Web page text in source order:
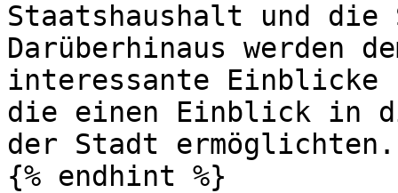
Staatshaushalt und
Darüberhinaus werden
interessante
die einen Einblick in
der Stadt ermöglichten.
{% endhint %}